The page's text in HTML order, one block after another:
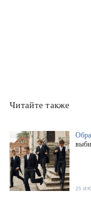
Читайте также
25